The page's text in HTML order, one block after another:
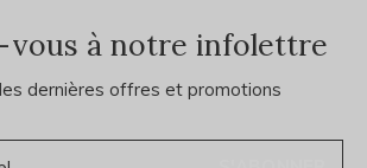
vous à notre infolettre
dernières offres et promotions